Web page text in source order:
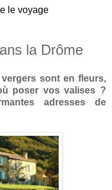
le voyage
la Drôme
sont en fleurs,
poser vos valises ?
adresses de